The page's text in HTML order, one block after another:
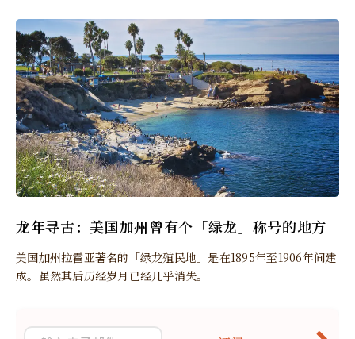
龙年寻古：美国加州曾有个「绿龙」称号的地方
美国加州拉霍亚著名的「绿龙殖民地」是在1895年至1906年间建
成。虽然其后历经岁月已经几乎消失。